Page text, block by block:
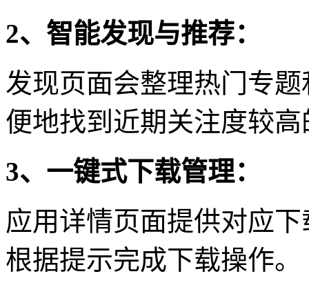
2、智能发现与推荐：
发现页面会整理热门专
便地找到近期关注度较
3、一键式下载管理：
应用详情页面提供对应
根据提示完成下载操作。